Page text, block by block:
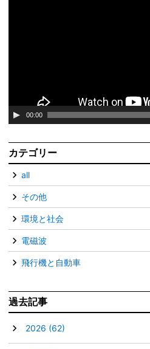
00:00
カテゴリー
all
その他
環境と社会
電磁波
飛行機と自動車
過去記事
2026 (62)